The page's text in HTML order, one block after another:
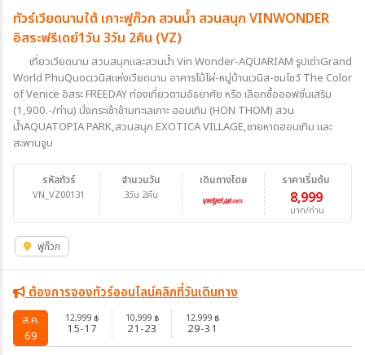
ทัวร์เวียดนามใต้ เกาะฟูก๊วก สวนน้ำ สวนสนุก VINWONDER
อิสระฟรีเดย์1วัน 3วัน 2คืน (VZ)
เที่ยวเวียดนาม สวนสนุกและสวนน้ำ Vin Wonder-AQUARIAM รูปเต่าGrand
World PhuQuocเวนิสแห่งเวียดนาม อาคารไม้ไผ่-หมู่บ้านเวนิส-ชมโชว์ The Color
of Venice อิสระ FREEDAY ท่องเที่ยวตามอัธยาศัย หรือ เลือกซื้อออฟชั่นเสริม
(1,900.-/ท่าน) นั่งกระเช้าข้ามทะเลเกาะ ฮอนเทิม (HON THOM) สวน
น้ำAQUATOPIA PARK,สวนสนุก EXOTICA VILLAGE,ชายหาดฮอนเทิม และ
สะพานจูบ
รหัสทัวร์
VN_VZ00131
จำนวนวัน
3วัน 2คืน
ราคาเริ่มต้น
8,999
บาท/ท่าน
เดินทางโดย
ฟูก๊วก
ต้องการจองทัวร์ออนไลน์คลิกที่วันเดินทาง
ส.ค.
69
12,999 ฿
15-17
10,999 ฿
21-23
12,999 ฿
29-31